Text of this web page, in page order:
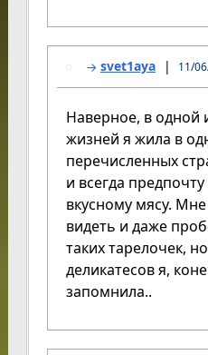
svet1aya 11/
Наверное, в одной
жизней я жила в
перечисленных
и всегда
вкусному мясу.
видеть и даже
таких тарелочек,
деликатесов я,
запомнила..